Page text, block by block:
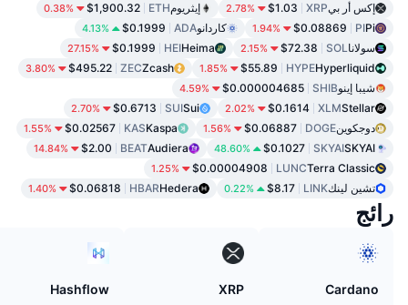
إكس أر بيXRP
$1.03
2.78% إيثريومETH
$1,900.32
0.38%
Pi
PI
$0.08869
1.94% كاردانوADA
$0.1999
4.13%
سولاناSOL
$72.38
2.15%
Heima
HEI
$0.1999
27.15%
Hyperliquid
HYPE
$55.89
1.85%
Zcash
ZEC
$495.22
3.80%
شيبا إينوSHIB
$0.000004685
4.59%
Stellar
XLM
$0.1614
2.02%
Sui
SUI
$0.6713
2.70%
دوجكوينDOGE
$0.06887
1.56%
Kaspa
KAS
$0.02567
1.55%
SKYAI
SKYAI
$0.1027
48.60%
Audiera
BEAT
$2.00
14.84%
Terra Classic
LUNC
$0.00004908
1.25%
تشين لينكLINK
$8.17
0.22%
Hedera
HBAR
$0.06818
1.40%
رائج
Cardano
XRP
Hashflow